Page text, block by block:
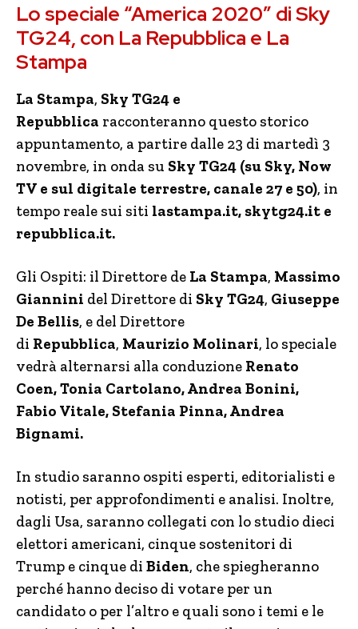
Lo speciale “America 2020″ di Sky
TG24, con La Repubblica e La
Stampa
La Stampa, Sky TG24 e
Repubblica racconteranno questo storico
appuntamento, a partire dalle 23 di martedì 3
novembre, in onda su Sky TG24 (su Sky, Now
TV e sul digitale terrestre, canale 27 e 50), in
tempo reale sui siti lastampa.it, skytg24.it e
repubblica.it.
Gli Ospiti: il Direttore de La Stampa, Massimo
Giannini del Direttore di Sky TG24, Giuseppe
De Bellis, e del Direttore
di Repubblica, Maurizio Molinari, lo speciale
vedrà alternarsi alla conduzione Renato
Coen, Tonia Cartolano, Andrea Bonini,
Fabio Vitale, Stefania Pinna, Andrea
Bignami.
In studio saranno ospiti esperti, editorialisti e
notisti, per approfondimenti e analisi. Inoltre,
dagli Usa, saranno collegati con lo studio dieci
elettori americani, cinque sostenitori di
Trump e cinque di Biden, che spiegheranno
perché hanno deciso di votare per un
candidato o per l’altro e quali sono i temi e le